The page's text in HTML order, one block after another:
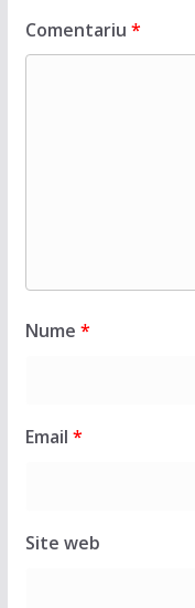
Comentariu *
Nume *
Email *
Site web